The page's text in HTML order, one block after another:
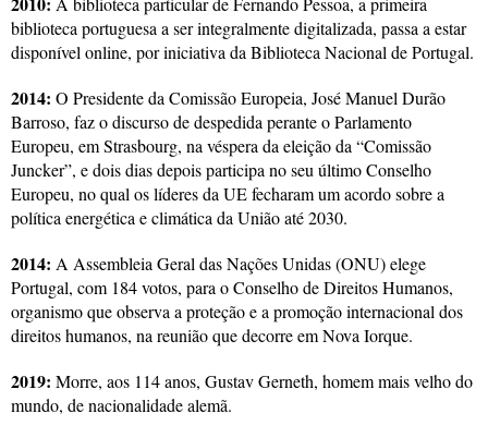
biblioteca portuguesa a ser integralmente digitalizada, passa a estar
disponível online, por iniciativa da Biblioteca Nacional de Portugal.
2014: O Presidente da Comissão Europeia, José Manuel Durão
Barroso, faz o discurso de despedida perante o Parlamento
Europeu, em Strasbourg, na véspera da eleição da “Comissão
Juncker”, e dois dias depois participa no seu último Conselho
Europeu, no qual os líderes da UE fecharam um acordo sobre a
política energética e climática da União até 2030.
2014: A Assembleia Geral das Nações Unidas (ONU) elege
Portugal, com 184 votos, para o Conselho de Direitos Humanos,
organismo que observa a proteção e a promoção internacional dos
direitos humanos, na reunião que decorre em Nova Iorque.
2019: Morre, aos 114 anos, Gustav Gerneth, homem mais velho do
mundo, de nacionalidade alemã.